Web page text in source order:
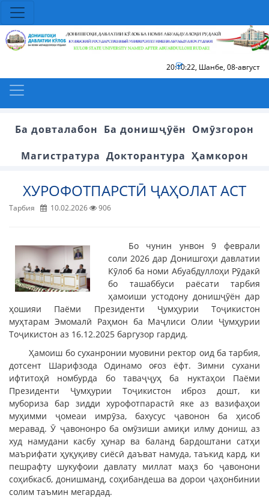
20:10:23, Шанбе, 08-август
Ба довталабон Ба донишҷӯён Омӯзгорон
Магистратура Докторантура Ҳамкорон
ХУРОФОТПАРСТӢ ҶАҲОЛАТ АСТ
Тарбия 10.02.2026 906
Бо чунин унвон 9 феврали
соли 2026 дар Донишгоҳи давлатии
Кӯлоб ба номи Абуабдуллоҳи Рӯдакӣ
бо ташаббуси раёсати тарбия
ҳамоиши устодону донишҷӯён дар
ҳошияи Паёми Президенти Ҷумҳурии Тоҷикистон
муҳтарам Эмомалӣ Раҳмон ба Маҷлиси Олии Ҷумҳурии
Тоҷикистон аз 16.12.2025 баргузор гардид.
Ҳамоиш бо суханронии муовини ректор оид ба тарбия,
дотсент Шарифзода Одинамо оғоз ёфт. Зимни сухани
ифтитоҳӣ номбурда бо таваҷҷуҳ ба нуктаҳои Паёми
Президенти Ҷумҳурии Тоҷикистон иброз дошт, ки
мубориза бар зидди хурофотпарастӣ яке аз вазифаҳои
муҳимми ҷомеаи имрӯза, бахусус ҷавонон ба ҳисоб
меравад. Ӯ ҷавононро ба омӯзиши амиқи илму дониш, аз
худ намудани касбу ҳунар ва баланд бардоштани сатҳи
маърифати ҳуқуқиву сиёсӣ даъват намуда, таъкид кард, ки
пешрафту шукуфоии давлату миллат маҳз бо ҷавонони
соҳибкасб, донишманд, соҳибандеша ва дорои ҷаҳонбинии
солим таъмин мегардад.